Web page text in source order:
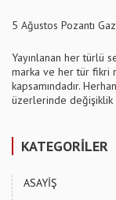
5 Ağustos Pozantı
Yayınlanan her türlü
marka ve her tür fikri
kapsamındadır.
üzerlerinde değişiklik
KATEGORİLER
ASAYİŞ